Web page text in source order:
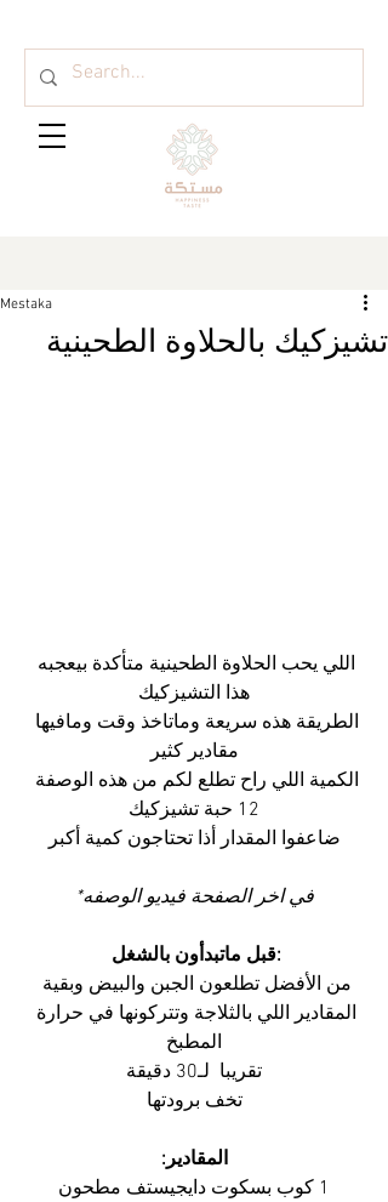
تشيزكيك بالحلاوة الطحينية
Mestaka
اللي يحب الحلاوة الطحينية متأكدة بيعجبه
هذا التشيزكيك
الطريقة هذه سريعة وماتاخذ وقت ومافيها
مقادير كثير
الكمية اللي راح تطلع لكم من هذه الوصفة
12 حبة تشيزكيك
ضاعفوا المقدار أذا تحتاجون كمية أكبر
في اخر الصفحة فيديو الوصفه*
:قبل ماتبدأون بالشغل
من الأفضل تطلعون الجبن والبيض وبقية
المقادير اللي بالثلاجة وتتركونها في حرارة
المطبخ
تقريبا  لـ30 دقيقة
تخف برودتها
المقادير:
1 كوب بسكوت دايجيستف مطحون